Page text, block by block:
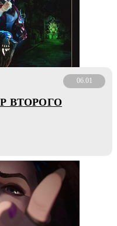
06.01
ВТОРОГО